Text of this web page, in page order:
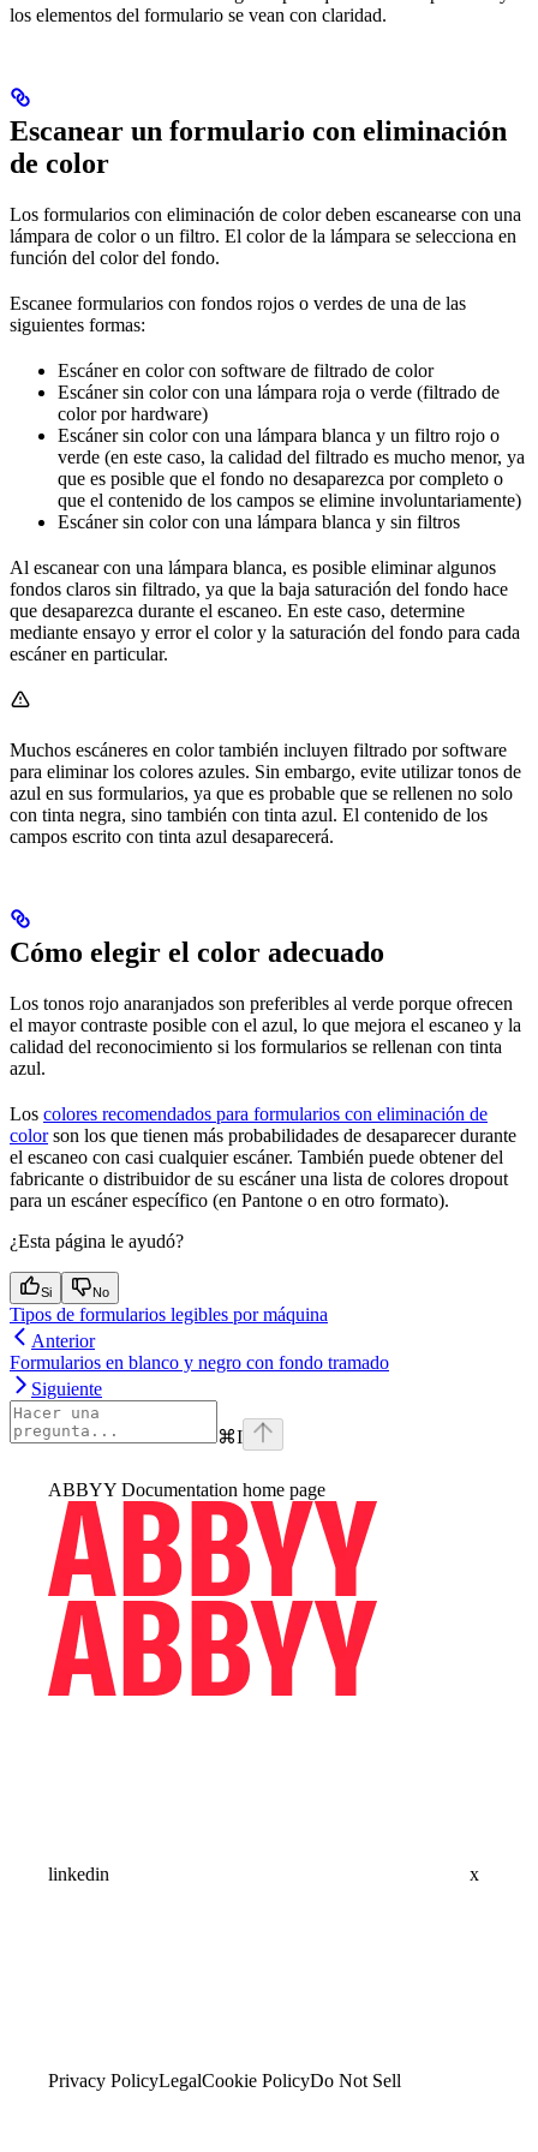
los elementos del formulario se vean con claridad.
Escanear un formulario con eliminación
de color
Los formularios con eliminación de color deben escanearse con una
lámpara de color o un filtro. El color de la lámpara se selecciona en
función del color del fondo.
Escanee formularios con fondos rojos o verdes de una de las
siguientes formas:
Escáner en color con software de filtrado de color
Escáner sin color con una lámpara roja o verde (filtrado de
color por hardware)
Escáner sin color con una lámpara blanca y un filtro rojo o
verde (en este caso, la calidad del filtrado es mucho menor, ya
que es posible que el fondo no desaparezca por completo o
que el contenido de los campos se elimine involuntariamente)
Escáner sin color con una lámpara blanca y sin filtros
Al escanear con una lámpara blanca, es posible eliminar algunos
fondos claros sin filtrado, ya que la baja saturación del fondo hace
que desaparezca durante el escaneo. En este caso, determine
mediante ensayo y error el color y la saturación del fondo para cada
escáner en particular.
Muchos escáneres en color también incluyen filtrado por software
para eliminar los colores azules. Sin embargo, evite utilizar tonos de
azul en sus formularios, ya que es probable que se rellenen no solo
con tinta negra, sino también con tinta azul. El contenido de los
campos escrito con tinta azul desaparecerá.
Cómo elegir el color adecuado
Los tonos rojo anaranjados son preferibles al verde porque ofrecen
el mayor contraste posible con el azul, lo que mejora el escaneo y la
calidad del reconocimiento si los formularios se rellenan con tinta
azul.
Los colores recomendados para formularios con eliminación de
colorson los que tienen más probabilidades de desaparecer durante
el escaneo con casi cualquier escáner. También puede obtener del
fabricante o distribuidor de su escáner una lista de colores dropout
para un escáner específico (en Pantone o en otro formato).
¿Esta página le ayudó?
Si No
Tipos de formularios legibles por máquina
Anterior
Formularios en blanco y negro con fondo tramado
Siguiente
⌘I
ABBYY Documentation home page
linkedin x
Privacy PolicyLegalCookie PolicyDo Not Sell